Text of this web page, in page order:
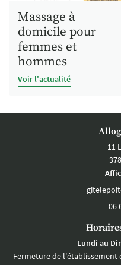
Massage à
domicile pour
femmes et
hommes
Voir l'actualité
11
06
Lundi au
Fermeture de l'établissement